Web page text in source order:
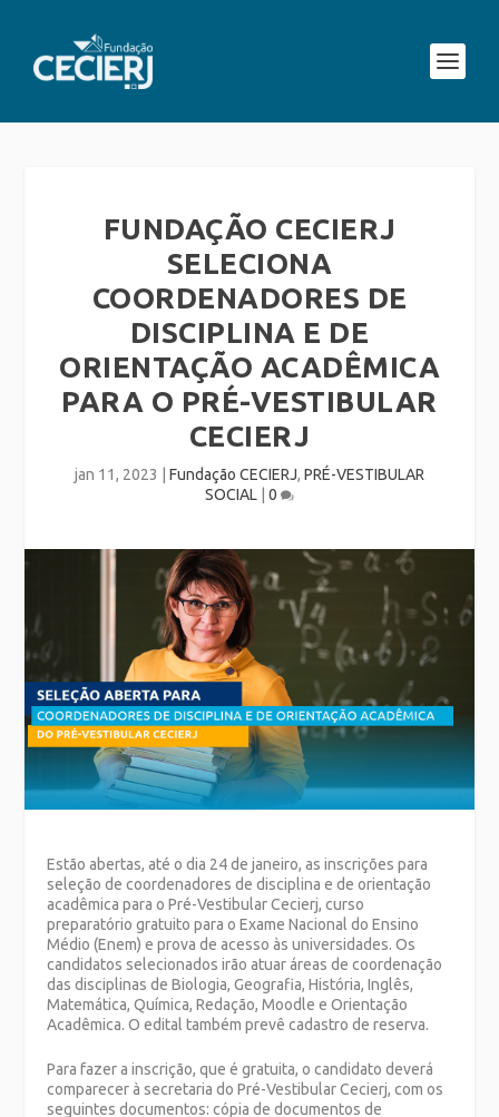
FUNDAÇÃO CECIERJ
SELECIONA
COORDENADORES DE
DISCIPLINA E DE
ORIENTAÇÃO ACADÊMICA
PARA O PRÉ-VESTIBULAR
CECIERJ
jan 11, 2023 Fundação CECIERJ, PRÉ-VESTIBULAR
SOCIAL
0
Estão abertas, até o dia 24 de janeiro, as inscrições para
seleção de coordenadores de disciplina e de orientação
acadêmica para o Pré-Vestibular Cecierj, curso
preparatório gratuito para o Exame Nacional do Ensino
Médio (Enem) e prova de acesso às universidades. Os
candidatos selecionados irão atuaráreas de coordenação
das disciplinasde Biologia, Geografia, História, Inglês,
Matemática, Química, Redação, Moodle e Orientação
Acadêmica. O edital também prevê cadastro de reserva.
Para fazer a inscrição, que é gratuita, o candidato deverá
comparecer à secretaria do Pré-Vestibular Cecierj, com os
seguintes documentos:cópia de documentos de